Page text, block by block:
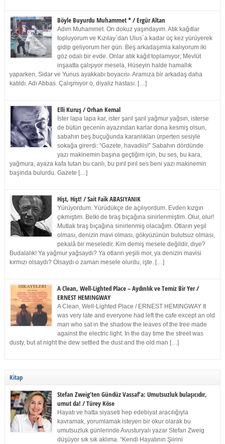
Böyle Buyurdu Muhammet * / Ergür Altan
Adım Muhammet. On dokuz yaşındayım. Atık kağıtlar
topluyorum ve Kızılay`dan Ulus`a kadar üç kez yürüyerek
gidip geliyorum her gün. Beş arkadaşımla kalıyorum iki
göz odalı bir evde. Onlar atık kağıt toplamıyor; Mevlüt
inşaatta çalışıyor mesela, Hüseyin halde hamallık
yaparken, Sidar ve Yunus ayakkabı boyacısı. Aramıza bir arkadaş daha
katıldı. Adı Abbas. Çalışmıyor o, diyaliz hastası. […]
Elli Kuruş / Orhan Kemal
İster lapa lapa kar, ister şarıl şarıl yağmur yağsın, isterse
de bütün gecenin ayazından karlar dona kesmiş olsun,
sabahın beş buçuğunda karanlıkları ürperten sesiyle
sokağa girerdi: “Gazete, havadiis!” Sabahın dördünde
yazı makinemin başına geçtiğim için, bu ses, bu kara,
yağmura, ayaza kafa tutan bu canlı, bu pırıl pırıl ses beni yazı makinemin
başında bulurdu. Gazete […]
Hişt, Hişt! / Sait Faik ABASIYANIK
Yürüyordum. Yürüdükçe de açılıyordum. Evden kızgın
çıkmıştım. Belki de tıraş bıçağına sinirlenmiştim. Olur, olur!
Mutlak tıraş bıçağına sinirlenmiş olacağım. Otların yeşil
olması, denizin mavi olması, gökyüzünün bulutsuz olması,
pekalâ bir meseledir. Kim demiş mesele değildir, diye?
Budalalık! Ya yağmur yağsaydı? Ya otların yeşili mor, ya denizin mavisi
kırmızı olsaydı? Olsaydı o zaman mesele olurdu, işte. […]
A Clean, Well-Lighted Place – Aydınlık ve Temiz Bir Yer /
ERNEST HEMINGWAY
A Clean, Well-Lighted Place / ERNEST HEMINGWAY It
was very late and everyone had left the cafe except an old
man who sat in the shadow the leaves of the tree made
against the electric light. In the day time the street was
dusty, but at night the dew settled the dust and the old man […]
Kitap
Stefan Zweig’ten Gündüz Vassaf’a: Umutsuzluk bulaşıcıdır,
umut da! / Türey Köse
Hayatı ve hatta siyaseti hep edebiyat aracılığıyla
kavramak, yorumlamak isteyen bir okur olarak bu
umutsuzluk günlerinde Avusturyalı yazar Stefan Zweig
düşüyor sık sık aklıma. “Kendi Hayatının Şiirini